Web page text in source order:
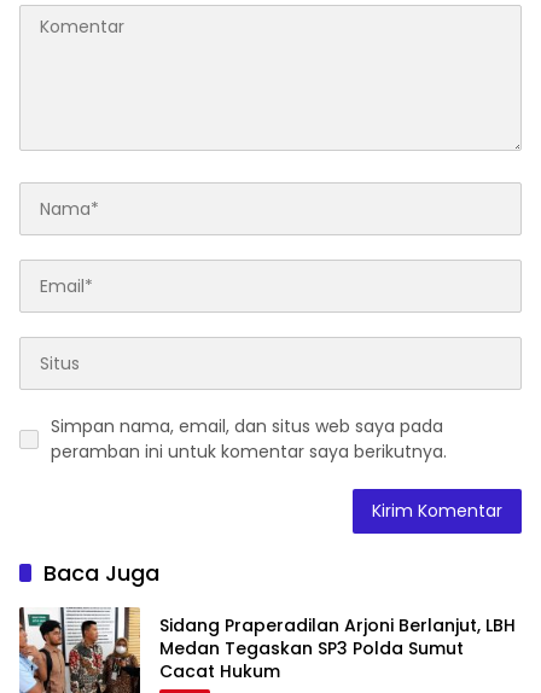
Simpan nama, email, dan situs web saya pada
peramban ini untuk komentar saya berikutnya.
Baca Juga
Sidang Praperadilan Arjoni Berlanjut, LBH
Medan Tegaskan SP3 Polda Sumut
Cacat Hukum